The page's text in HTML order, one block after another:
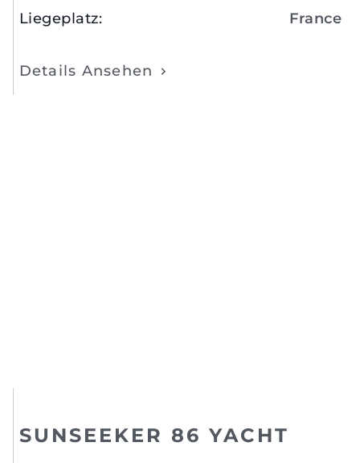
Liegeplatz: France
Details Ansehen
SUNSEEKER 86 YACHT